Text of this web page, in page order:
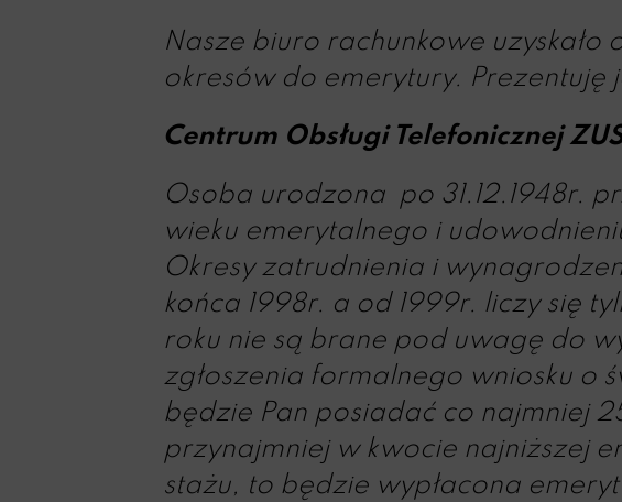
Nasze biuro rachunkowe
okresów do emerytury. Prezentuję
Centrum Obsługi Telefonicznej
Osoba urodzona po 31.12.1948r.
wieku emerytalnego i
Okresy zatrudnienia i
końca 1998r. a od 1999r. liczy się
roku nie są brane pod uwagę do
zgłoszenia formalnego wniosku o
będzie Pan posiadać co najmniej
przynajmniej w kwocie najniższej
stażu, to będzie wypłacona